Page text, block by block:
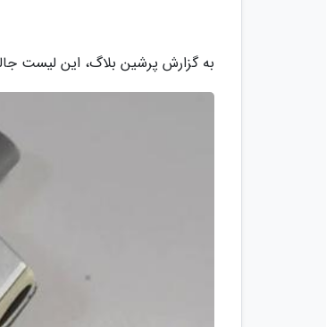
به گزارش پرشین بلاگ، این لیست جالب